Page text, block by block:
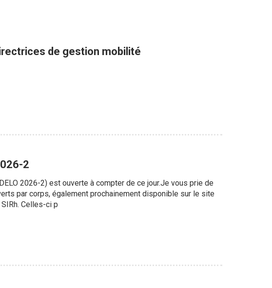
de gestion mobilité
2
2026-2) est ouverte à compter de ce jour.Je vous prie de
par corps, également prochainement disponible sur le site
Celles-ci p